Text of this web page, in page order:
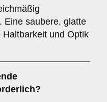
Eine saubere, glatte
und Optik